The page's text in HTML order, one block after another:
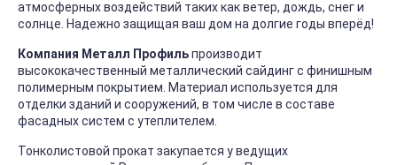
атмосферных воздействий таких как ветер, дождь, снег и
солнце. Надежно защищая ваш дом на долгие годы вперёд!
Компания Металл Профильпроизводит
высококачественный металлический сайдинг с финишным
полимерным покрытием. Материал используется для
отделки зданий и сооружений, в том числе в составе
фасадных систем с утеплителем.
Тонколистовой прокат закупается у ведущих